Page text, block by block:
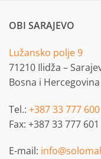
OBI SARAJEVO
Lužansko polje 9
71210 Ilidža –
Bosna i Hercegovina
Tel.: +387 33 777 600
Fax: +387 33 777 601
E-mail: